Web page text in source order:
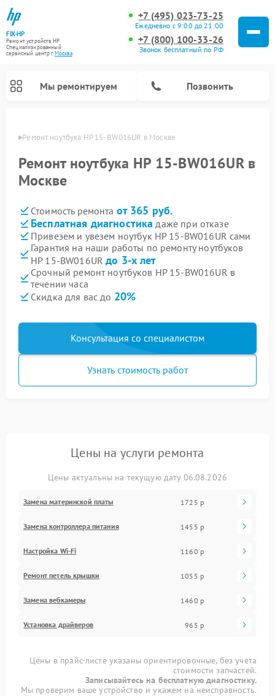
FIX-HP
Ремонт устройств HP
Специализированный
cервисный центр г.Москва
+7 (495) 023-73-25
Ежедневно с 9:00 до 21:00
+7 (800) 100-33-26
Звонок бесплатный по РФ
Мы ремонтируем Позвонить
Ремонт ноутбука HP 15-BW016UR в Москве
Ремонт ноутбука HP 15-BW016UR в
Москве
Стоимость ремонта от 365 руб.
Бесплатная диагностика даже при отказе
Привезем и увезем ноутбук HP 15-BW016UR сами
Гарантия на наши работы по ремонту ноутбуков
HP 15-BW016URдо 3-х лет
Срочный ремонт ноутбуков HP 15-BW016UR в
течении часа
Скидка для вас до 20%
Консультация со специалистом
Узнать стоимость работ
Цены на услуги ремонта
Цены актуальны на текущую дату 06.08.2026
Замена материнской платы 1725 р
Замена контроллера питания 1455 р
Настройка Wi-Fi 1160 р
Ремонт петель крышки 1055 р
Замена вебкамеры 1460 р
Установка драйверов 965 р
Цены в прайс-листе указаны ориентировочные, без учета
стоимости запчастей.
Записывайтесь на бесплатную диагностику.
Мы проверим ваше устройство и укажем на неисправность.